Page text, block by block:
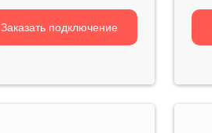
Заказать подключение